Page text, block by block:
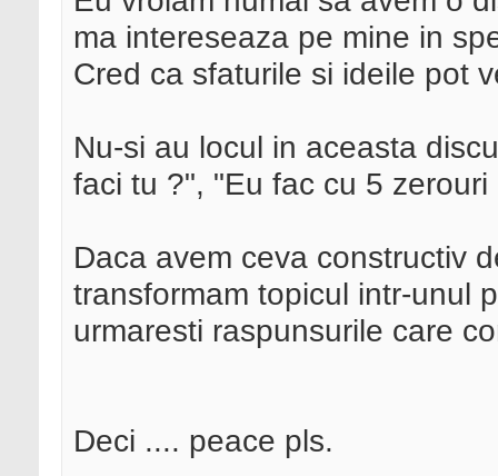
ma intereseaza pe mine in
Cred ca sfaturile si ideile pot
Nu-si au locul in aceasta
faci tu ?", "Eu fac cu 5
Daca avem ceva constructiv
transformam topicul intr-unul
urmaresti raspunsurile care
Deci .... peace pls.